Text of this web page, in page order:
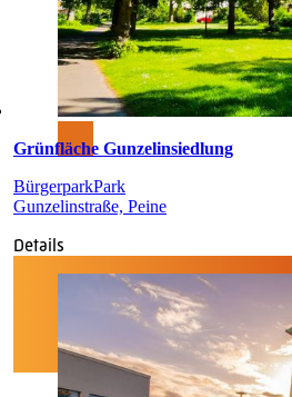
Grünfläche Gunzelinsiedlung
BürgerparkPark
Gunzelinstraße, Peine
Details